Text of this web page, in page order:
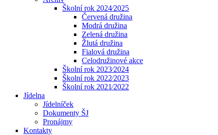
Školní rok 2024⁄2025
Červená družina
Modrá družina
Zelená družina
Žlutá družina
Fialová družina
Celodružinové akce
Školní rok 2023⁄2024
Školní rok 2022⁄2023
Školní rok 2021⁄2022
Jídelna
Jídelníček
Dokumenty ŠJ
Pronájmy
Kontakty